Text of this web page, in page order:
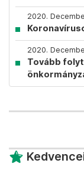
2020.
2020.
Tovább